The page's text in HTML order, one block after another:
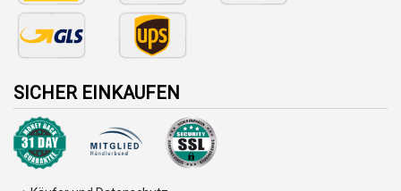
SICHER EINKAUFEN